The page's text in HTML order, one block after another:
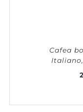
Cafea